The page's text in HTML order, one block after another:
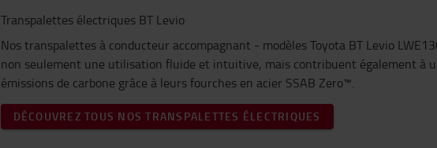
Transpalettes électriques BT Levio
Nos transpalettes à conducteur accompagnant - modèles Toyota BT Levio
non seulement une utilisation fluide et intuitive, mais contribuent également à
émissions de carbone grâce à leurs fourches en acier SSAB Zero™.
DÉCOUVREZ TOUS NOS TRANSPALETTES ÉLECTRIQUES